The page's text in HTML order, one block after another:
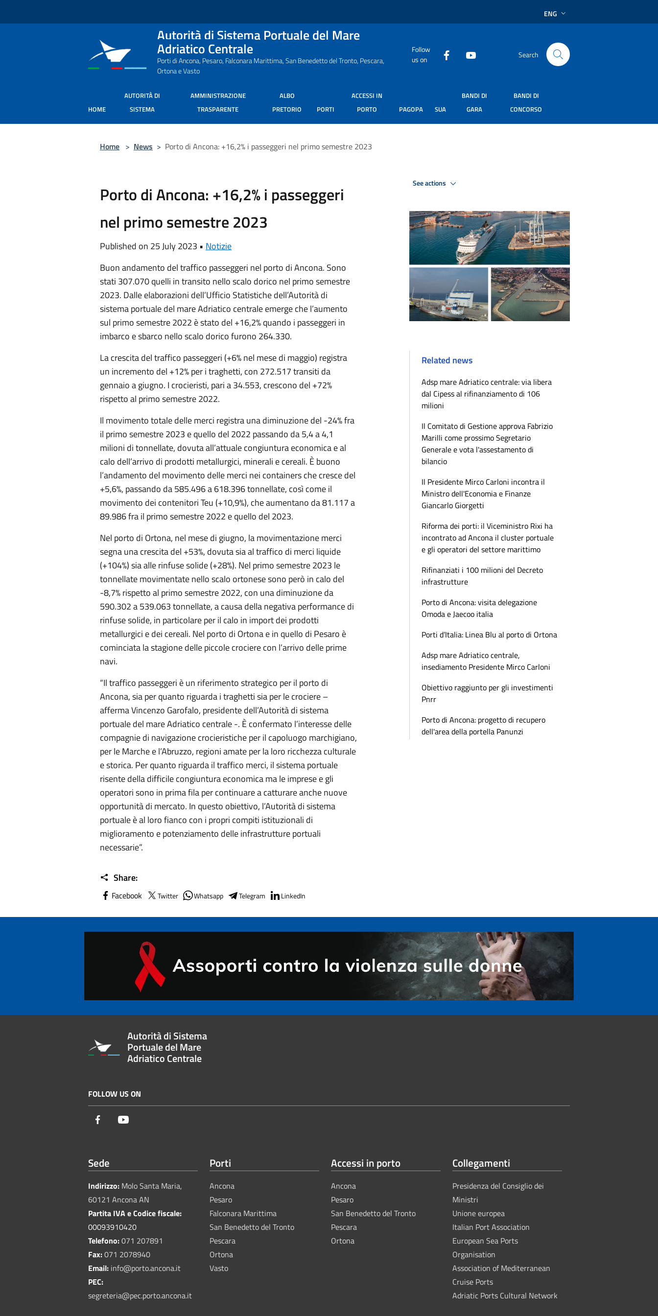
ENG
Autorità di Sistema Portuale del Mare
Adriatico Centrale
Porti di Ancona, Pesaro, Falconara Marittima, San Benedetto del Tronto, Pescara,
Ortona e Vasto
Follow
us on
Search
HOME
AUTORITÀ DI
SISTEMA
AMMINISTRAZIONE
TRASPARENTE
ALBO
PRETORIO
PORTI
ACCESSI IN
PORTO
PAGOPA SUA
BANDI DI
GARA
BANDI DI
CONCORSO
Home > News > Porto di Ancona: +16,2% i passeggeri nel primo semestre 2023
Porto di Ancona: +16,2% i passeggeri
nel primo semestre 2023
Published on 25 July 2023 • Notizie
Buon andamento del traffico passeggeri nel porto di Ancona. Sono
stati 307.070 quelli in transito nello scalo dorico nel primo semestre
2023. Dalle elaborazioni dell’Ufficio Statistiche dell’Autorità di
sistema portuale del mare Adriatico centrale emerge che l’aumento
sul primo semestre 2022 è stato del +16,2% quando i passeggeri in
imbarco e sbarco nello scalo dorico furono 264.330.
La crescita del traffico passeggeri (+6% nel mese di maggio) registra
un incremento del +12% per i traghetti, con 272.517 transiti da
gennaio a giugno. I crocieristi, pari a 34.553, crescono del +72%
rispetto al primo semestre 2022.
Il movimento totale delle merci registra una diminuzione del -24% fra
il primo semestre 2023 e quello del 2022 passando da 5,4 a 4,1
milioni di tonnellate, dovuta all’attuale congiuntura economica e al
calo dell’arrivo di prodotti metallurgici, minerali e cereali. È buono
l’andamento del movimento delle merci nei containers che cresce del
+5,6%, passando da 585.496 a 618.396 tonnellate, così come il
movimento dei contenitori Teu (+10,9%), che aumentano da 81.117 a
89.986 fra il primo semestre 2022 e quello del 2023.
Nel porto di Ortona, nel mese di giugno, la movimentazione merci
segna una crescita del +53%, dovuta sia al traffico di merci liquide
(+104%) sia alle rinfuse solide (+28%). Nel primo semestre 2023 le
tonnellate movimentate nello scalo ortonese sono però in calo del
-8,7% rispetto al primo semestre 2022, con una diminuzione da
590.302 a 539.063 tonnellate, a causa della negativa performance di
rinfuse solide, in particolare per il calo in import dei prodotti
metallurgici e dei cereali. Nel porto di Ortona e in quello di Pesaro è
cominciata la stagione delle piccole crociere con l’arrivo delle prime
navi.
“Il traffico passeggeri è un riferimento strategico per il porto di
Ancona, sia per quanto riguarda i traghetti sia per le crociere –
afferma Vincenzo Garofalo, presidente dell’Autorità di sistema
portuale del mare Adriatico centrale -. È confermato l’interesse delle
compagnie di navigazione crocieristiche per il capoluogo marchigiano,
per le Marche e l’Abruzzo, regioni amate per la loro ricchezza culturale
e storica. Per quanto riguarda il traffico merci, il sistema portuale
risente della difficile congiuntura economica ma le imprese e gli
operatori sono in prima fila per continuare a catturare anche nuove
opportunità di mercato. In questo obiettivo, l’Autorità di sistema
portuale è al loro fianco con i propri compiti istituzionali di
miglioramento e potenziamento delle infrastrutture portuali
necessarie”.
Share:
Facebook Twitter Whatsapp Telegram LinkedIn
See actions
Related news
Adsp mare Adriatico centrale: via libera
dal Cipess al rifinanziamento di 106
milioni
Il Comitato di Gestione approva Fabrizio
Marilli come prossimo Segretario
Generale e vota l'assestamento di
bilancio
Il Presidente Mirco Carloni incontra il
Ministro dell'Economia e Finanze
Giancarlo Giorgetti
Riforma dei porti: il Viceministro Rixi ha
incontrato ad Ancona il cluster portuale
e gli operatori del settore marittimo
Rifinanziati i 100 milioni del Decreto
infrastrutture
Porto di Ancona: visita delegazione
Omoda e Jaecoo italia
Porti d’Italia: Linea Blu al porto di Ortona
Adsp mare Adriatico centrale,
insediamento Presidente Mirco Carloni
Obiettivo raggiunto per gli investimenti
Pnrr
Porto di Ancona: progetto di recupero
dell'area della portella Panunzi
Autorità di Sistema
Portuale del Mare
Adriatico Centrale
FOLLOW US ON
Facebook
Sede
Indirizzo: Molo Santa Maria,
60121 Ancona AN
Partita IVA e Codice fiscale:
00093910420
Telefono:071 207891
Fax:071 2078940
Email: info@porto.ancona.it
PEC:
segreteria@pec.porto.ancona.it
Porti
Ancona
Pesaro
Falconara Marittima
San Benedetto del Tronto
Pescara
Ortona
Vasto
Accessi in porto
Ancona
Pesaro
San Benedetto del Tronto
Pescara
Ortona
Collegamenti
Presidenza del Consiglio dei
Ministri
Unione europea
Italian Port Association
European Sea Ports
Organisation
Association of Mediterranean
Cruise Ports
Adriatic Ports Cultural Network